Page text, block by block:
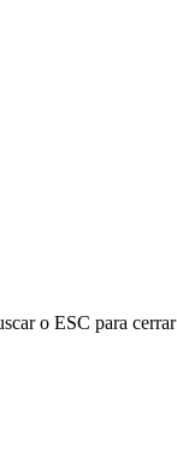
o ESC para cerrar